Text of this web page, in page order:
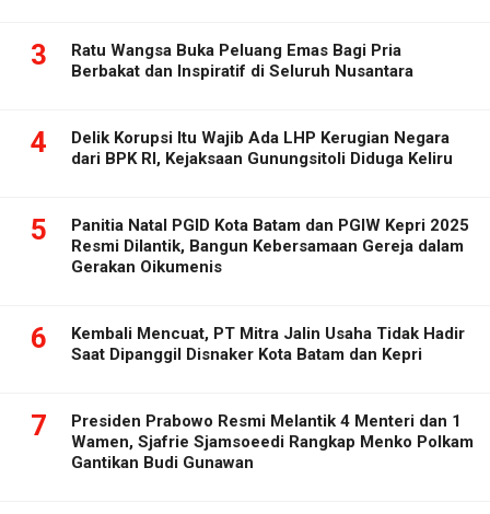
3
Ratu Wangsa Buka Peluang Emas Bagi Pria
Berbakat dan Inspiratif di Seluruh Nusantara
4
Delik Korupsi Itu Wajib Ada LHP Kerugian Negara
dari BPK RI, Kejaksaan Gunungsitoli Diduga Keliru
5
Panitia Natal PGID Kota Batam dan PGIW Kepri 2025
Resmi Dilantik, Bangun Kebersamaan Gereja dalam
Gerakan Oikumenis
6
Kembali Mencuat, PT Mitra Jalin Usaha Tidak Hadir
Saat Dipanggil Disnaker Kota Batam dan Kepri
7
Presiden Prabowo Resmi Melantik 4 Menteri dan 1
Wamen, Sjafrie Sjamsoeedi Rangkap Menko Polkam
Gantikan Budi Gunawan